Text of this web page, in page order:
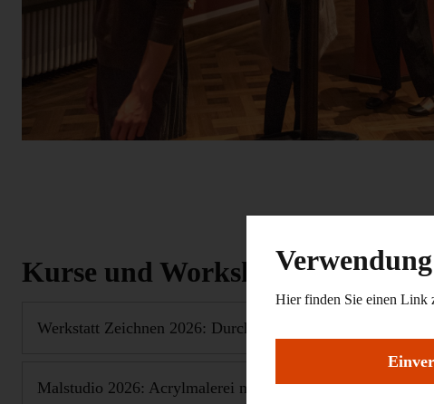
Kurse und Workshops
Werkstatt Zeichnen 2026: Durch die Sammlungen mit dem
Malstudio 2026: Acrylmalerei nach Vorbildern aus der
Hier finden Sie einen Link